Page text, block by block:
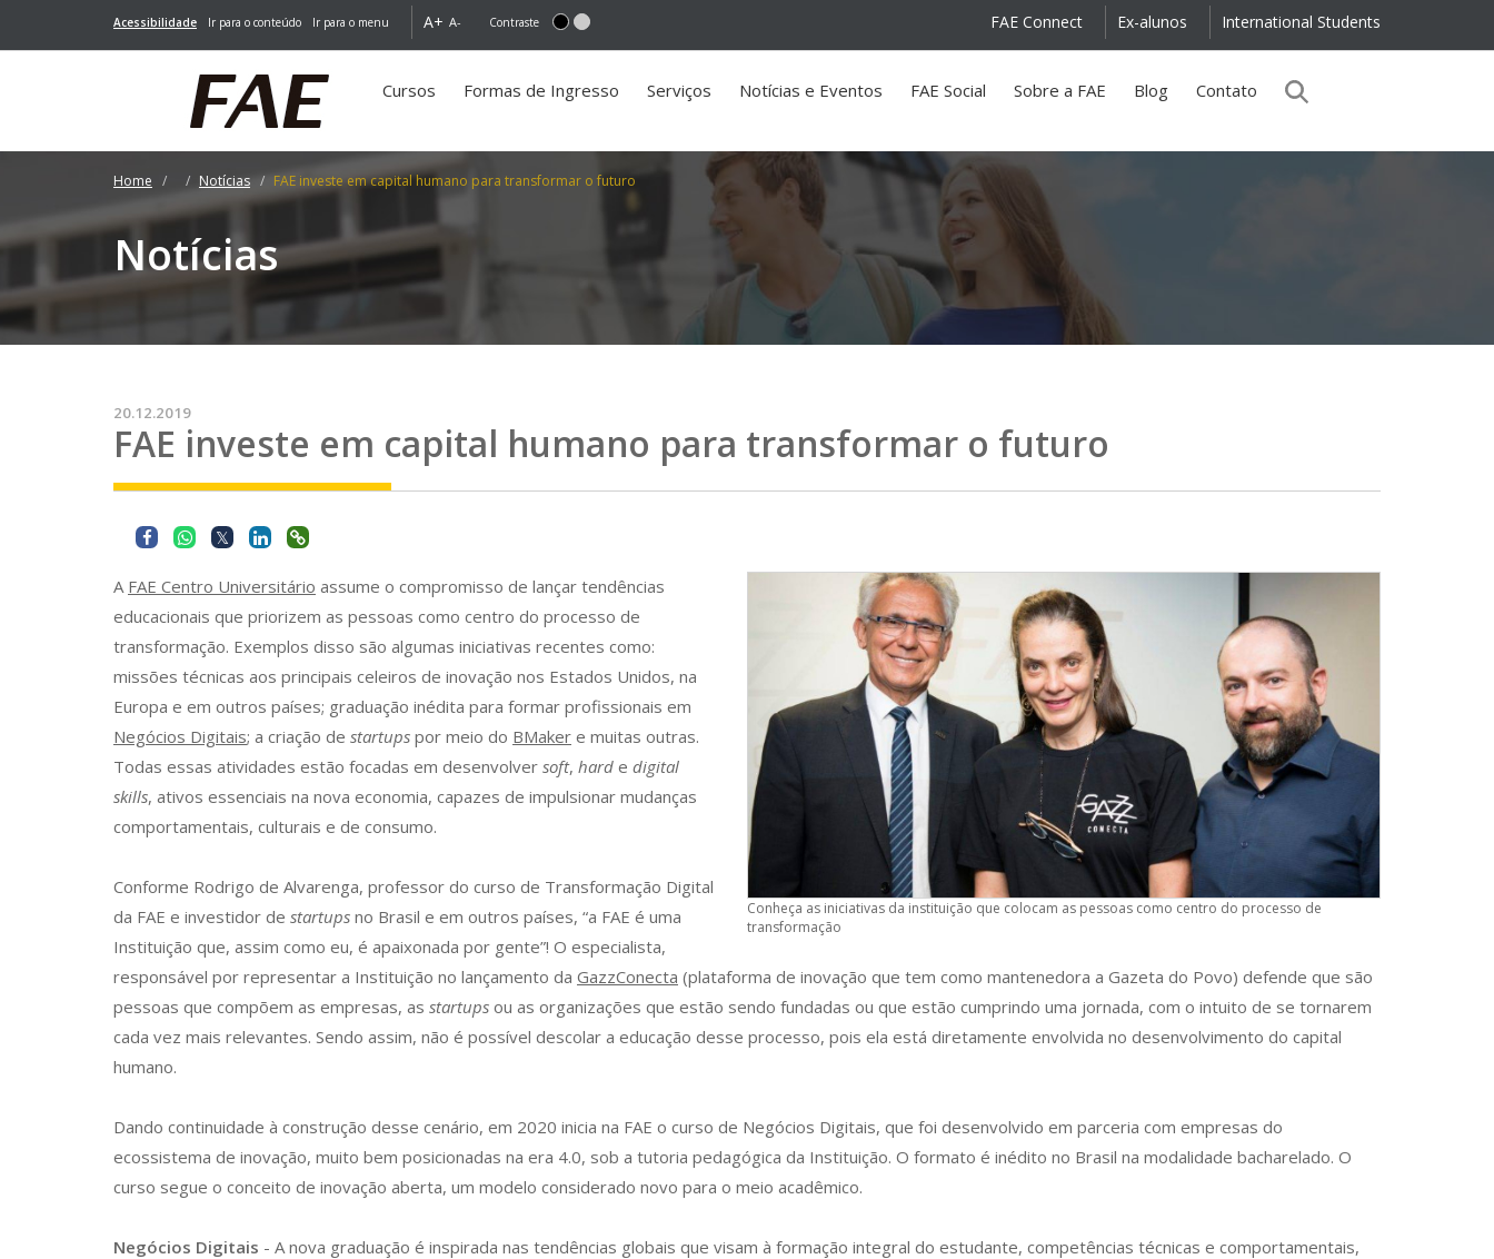
Acessibilidade Ir para o conteúdo Ir para o menu A+ A- Contraste International Students
Ex-alunos
FAE Connect
Cursos Formas de Ingresso Serviços Notícias e Eventos FAE Social Sobre a FAE Blog Contato
Home Notícias FAE investe em capital humano para transformar o futuro
Notícias
20.12.2019
FAE investe em capital humano para transformar o futuro
Conheça as iniciativas da instituição que colocam as pessoas como centro do processo de
transformação
A FAE Centro Universitário assume o compromisso de lançar tendências
educacionais que priorizem as pessoas como centro do processo de
transformação. Exemplos disso são algumas iniciativas recentes como:
missões técnicas aos principais celeiros de inovação nos Estados Unidos, na
Europa e em outros países; graduação inédita para formar profissionais em
Negócios Digitais; a criação de startups por meio do BMaker e muitas outras.
Todas essas atividades estão focadas em desenvolver soft, hard e digital
skills, ativos essenciais na nova economia, capazes de impulsionar mudanças
comportamentais, culturais e de consumo.
Conforme Rodrigo de Alvarenga, professor do curso de Transformação Digital
da FAE e investidor de startups no Brasil e em outros países, “a FAE é uma
Instituição que, assim como eu, é apaixonada por gente”! O especialista,
responsável por representar a Instituição no lançamento da GazzConecta (plataforma de inovação que tem como mantenedora a Gazeta do Povo) defende que são
pessoas que compõem as empresas, as startups ou as organizações que estão sendo fundadas ou que estão cumprindo uma jornada, com o intuito de se tornarem
cada vez mais relevantes. Sendo assim, não é possível descolar a educação desse processo, pois ela está diretamente envolvida no desenvolvimento do capital
humano.
Dando continuidade à construção desse cenário, em 2020 inicia na FAE o curso de Negócios Digitais, que foi desenvolvido em parceria com empresas do
ecossistema de inovação, muito bem posicionadas na era 4.0, sob a tutoria pedagógica da Instituição. O formato é inédito no Brasil na modalidade bacharelado. O
curso segue o conceito de inovação aberta, um modelo considerado novo para o meio acadêmico.
Negócios Digitais - A nova graduação é inspirada nas tendências globais que visam à formação integral do estudante, competências técnicas e comportamentais,